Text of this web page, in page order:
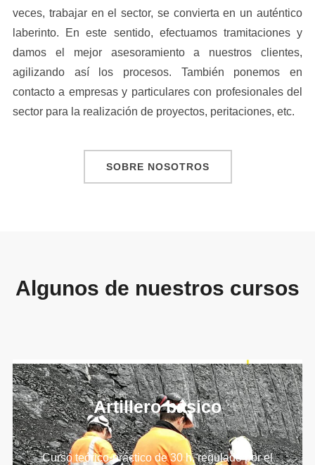
veces, trabajar en el sector, se convierta en un auténtico
laberinto. En este sentido, efectuamos tramitaciones y
damos el mejor asesoramiento a nuestros clientes,
agilizando así los procesos. También ponemos en
contacto a empresas y particulares con profesionales del
sector para la realización de proyectos, peritaciones, etc.
SOBRE NOSOTROS
Algunos de nuestros cursos
Artillero básico
Curso teórico-práctico de 30 h, regulado por el